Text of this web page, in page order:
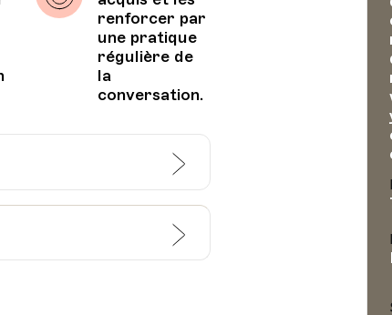
renforcer par
une pratique
régulière de
la
conversation.